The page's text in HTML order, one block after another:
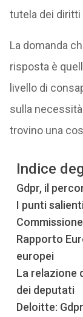
tutela dei diritti
La domanda
risposta è
livello di
sulla
trovino una
Indice
Gdpr, il
I punti
Rapporto
europei
La relazione
dei deputati
Deloitte: